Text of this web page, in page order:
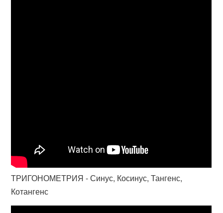
ТРИГОНОМЕТРИЯ - Синус, Косинус, Тангенс,
Котангенс